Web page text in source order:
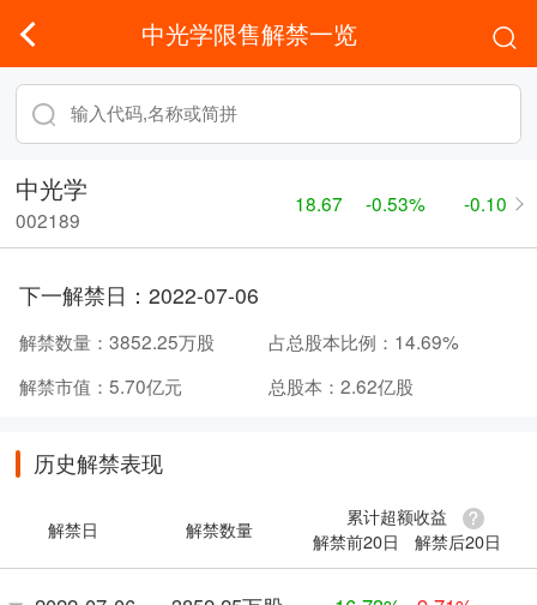
中光学限售解禁一览
中光学
002189
18.67 -0.53% -0.10
下一解禁日： 2022-07-06
解禁数量： 3852.25万股 占总股本比例： 14.69%
解禁市值： 5.70亿元 总股本： 2.62亿股
历史解禁表现
解禁日 解禁数量
累计超额收益
解禁前20日
解禁后20日